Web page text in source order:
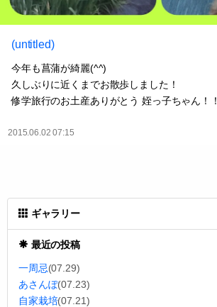
(untitled)
今年も菖蒲が綺麗(^^)
久しぶりに近くまでお散歩しました！
修学旅行のお土産ありがとう 姪っ子ちゃん！！
2015.06.02 07:15
ギャラリー
最近の投稿
一周忌(07.29)
あさんぽ(07.23)
自家栽培(07.21)